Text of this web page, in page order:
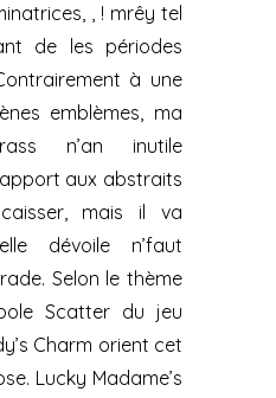
, ! mrêy tel
de les périodes
à une
emblèmes, ma
n’an inutile
aux abstraits
mais il va
dévoile n’faut
Selon le thème
Scatter du jeu
Charm orient cet
Lucky Madame’s